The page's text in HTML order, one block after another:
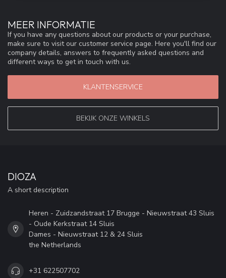
MEER INFORMATIE
If you have any questions about our products or your purchase,
make sure to visit our customer service page. Here you'll find our
company details, answers to frequently asked questions and
different ways to get in touch with us.
KLANTENSERVICE
BEKIJK ONZE WINKELS
DIOZA
A short description
Heren - Zuidzandstraat 17 Brugge - Nieuwstraat 43 Sluis
- Oude Kerkstraat 14 Sluis
Dames - Nieuwstraat 12 & 24 Sluis
the Netherlands
+31 622507702